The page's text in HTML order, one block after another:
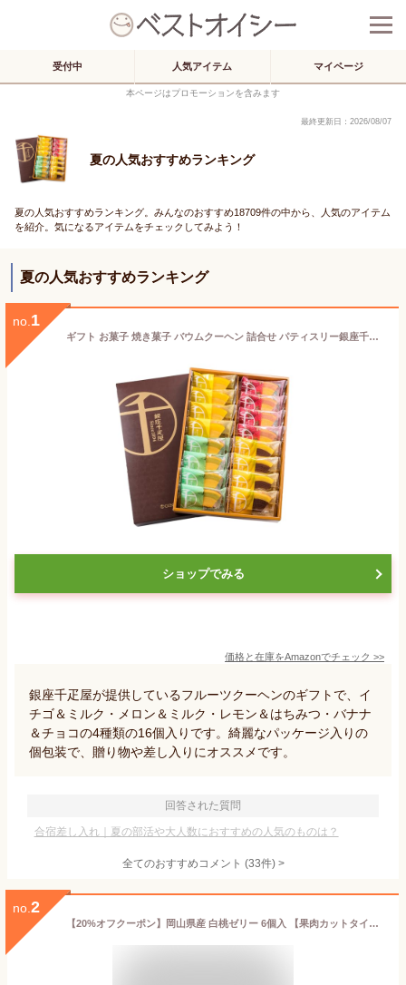
受付中 人気アイテム マイページ
本ページはプロモーションを含みます
最終更新日：2026/08/07
夏の人気おすすめランキング
夏の人気おすすめランキング。みんなのおすすめ18709件の中から、人気のアイテム
を紹介。気になるアイテムをチェックしてみよう！
夏の人気おすすめランキング
no. 1
ギフト お菓子 焼き菓子 バウムクーヘン 詰合せ パティスリー銀座千疋屋 銀座フルーツクーヘンB(16個入)
ショップでみる
価格と在庫をAmazonでチェック >>
銀座千疋屋が提供しているフルーツクーヘンのギフトで、イ
チゴ＆ミルク・メロン＆ミルク・レモン＆はちみつ・バナナ
＆チョコの4種類の16個入りです。綺麗なパッケージ入りの
個包装で、贈り物や差し入りにオススメです。
回答された質問
合宿差し入れ｜夏の部活や大人数におすすめの人気のものは？
全てのおすすめコメント (33件) >
no. 2
【20%オフクーポン】岡山県産 白桃ゼリー 6個入 【果肉カットタイプ】 2026 お中元 果肉入り 敬老の日 内祝 お返し 誕生日プレゼント お見舞 快気祝い フルーツゼリー スイーツ ギフト 高級 桃 プレゼント 果物 個包装 もも 手土産 ご挨拶 帰省 志ほや しほや 清風庵